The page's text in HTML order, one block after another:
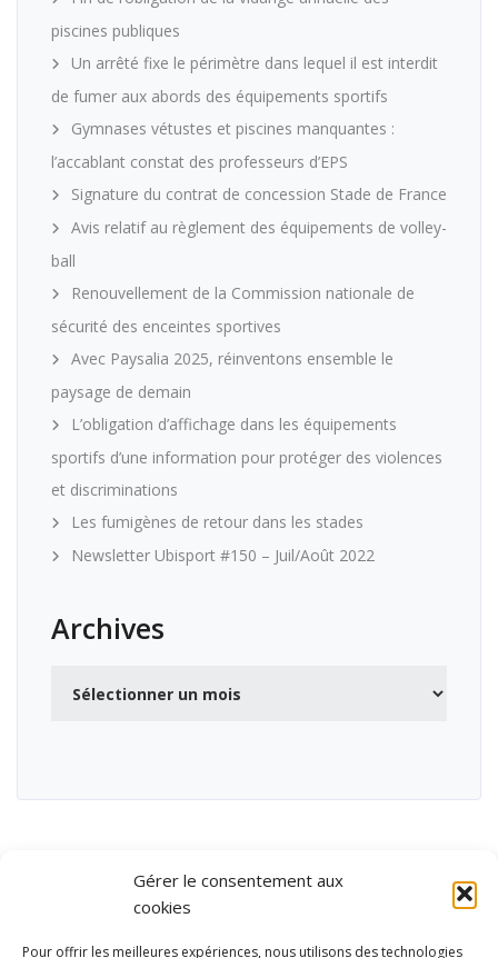
Gérer le consentement aux
cookies
Pour offrir les meilleures expériences, nous utilisons des technologies
piscines publiques
Un arrêté fixe le périmètre dans lequel il est interdit
de fumer aux abords des équipements sportifs
Gymnases vétustes et piscines manquantes :
l’accablant constat des professeurs d’EPS
Signature du contrat de concession Stade de France
Avis relatif au règlement des équipements de volley-
ball
Renouvellement de la Commission nationale de
sécurité des enceintes sportives
Avec Paysalia 2025, réinventons ensemble le
paysage de demain
L’obligation d’affichage dans les équipements
sportifs d’une information pour protéger des violences
et discriminations
Les fumigènes de retour dans les stades
Newsletter Ubisport #150 – Juil/Août 2022
Archives